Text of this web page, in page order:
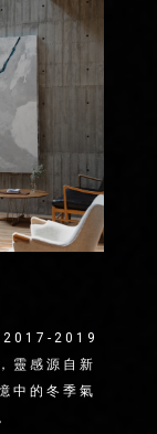
2017-2019
靈感源自新
中的冬季氣